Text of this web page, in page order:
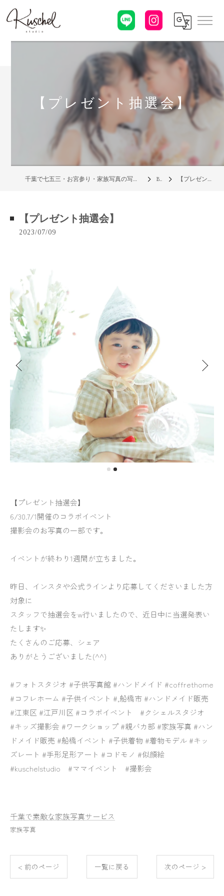
【プレゼント抽選会】
千葉で七五三・お宮参り・家族写真の写真館なら「クシェルスタジオ」 Blog 【プレゼント抽選会】
【プレゼント抽選会】
2023/07/09
【プレゼント抽選会】
6/30.7/1開催のコラボイベント
撮影会のお写真の一部です。
イベントが終わり1週間が立ちました。
昨日、インスタや公式ラインより応募してくださいました方
対象に
スタッフで抽選会をw行いましたので、近日中に当選発表い
たします✨
たくさんのご応募、シェア
ありがとうございました(^^)
#フォトスタジオ #子供写真館 #ハンドメイド #coffrethome
#コフレホーム #子供イベント #,船橋市 #ハンドメイド販売
#江東区 #江戸川区 #コラボイベント #クシェルスタジオ
#キッズ撮影会 #ワークショップ #親バカ部 #家族写真 #ハン
ドメイド販売 #船橋イベント #子供着物 #着物モデル #キッ
ズレート #手形足形アート #コドモノ #似顔絵
#kuschelstudio #ママイベント #撮影会
千葉で素敵な家族写真サービス
家族写真
< 前のページ 一覧に戻る 次のページ >